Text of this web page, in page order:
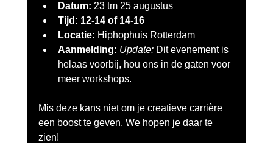
Datum: 23 tm 25 augustus
Tijd: 12-14 of 14-16
Locatie: Hiphophuis Rotterdam
Aanmelding: Update: Dit evenement is
helaas voorbij, hou ons in de gaten voor
meer workshops.
Mis deze kans niet om je creatieve carrière
een boost te geven. We hopen je daar te
zien!